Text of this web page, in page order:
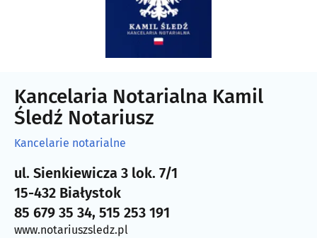
Kancelaria Notarialna Kamil
Śledź Notariusz
Kancelarie notarialne
ul. Sienkiewicza 3 lok. 7/1
15-432 Białystok
85 679 35 34, 515 253 191
www.notariuszsledz.pl